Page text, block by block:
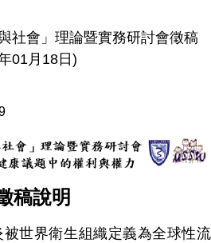
社會」理論暨實務研討會徵稿
01月18日)
稿說明
世界衛生組織定義為全球性流